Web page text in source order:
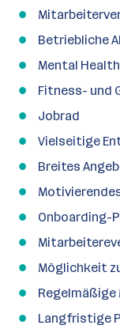
Betriebliche
Mental
Fitness- und
Jobrad
Vielseitige
Breites
Onboarding-
Möglichkeit
Langfristige